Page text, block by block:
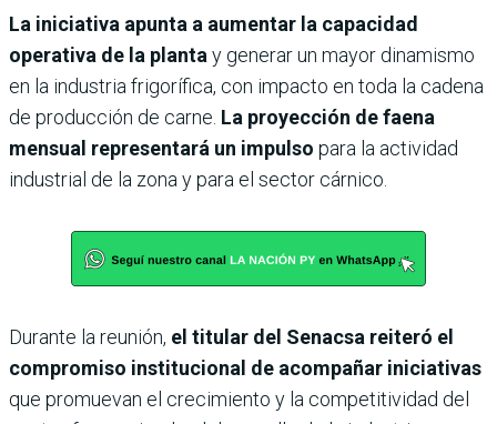
La iniciativa apunta a aumentar la capacidad
operativa de la planta y generar un mayor dinamismo
en la industria frigorífica, con impacto en toda la cadena
de producción de carne. La proyección de faena
mensual representará un impulso para la actividad
industrial de la zona y para el sector cárnico.
Durante la reunión, el titular del Senacsa reiteró el
compromiso institucional de acompañar iniciativas
que promuevan el crecimiento y la competitividad del